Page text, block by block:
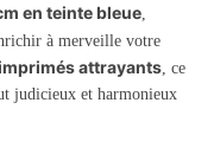
en teinte bleue
à merveille votre
attrayants , ce
judicieux et harmonieux